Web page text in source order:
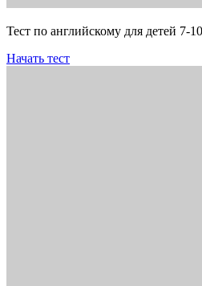
Тест по английскому для детей 7-
Начать тест